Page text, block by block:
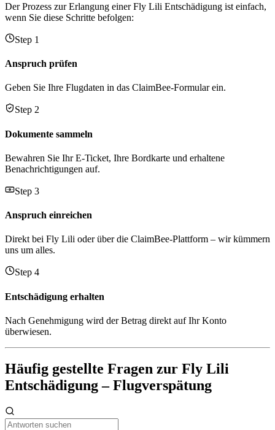
Der Prozess zur Erlangung einer Fly Lili Entschädigung ist einfach,
wenn Sie diese Schritte befolgen:
Step 1
Anspruch prüfen
Geben Sie Ihre Flugdaten in das ClaimBee-Formular ein.
Step 2
Dokumente sammeln
Bewahren Sie Ihr E-Ticket, Ihre Bordkarte und erhaltene
Benachrichtigungen auf.
Step 3
Anspruch einreichen
Direkt bei Fly Lili oder über die ClaimBee-Plattform – wir kümmern
uns um alles.
Step 4
Entschädigung erhalten
Nach Genehmigung wird der Betrag direkt auf Ihr Konto
überwiesen.
Häufig gestellte Fragen zur Fly Lili
Entschädigung – Flugverspätung